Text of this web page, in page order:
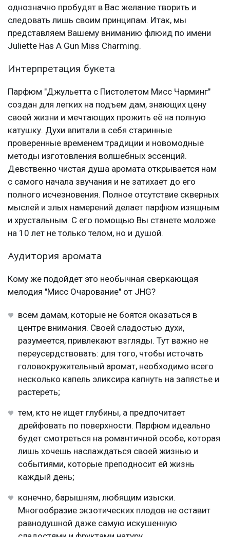
однозначно пробудят в Вас желание творить и
следовать лишь своим принципам. Итак, мы
представляем Вашему вниманию флюид по имени
Juliette Has A Gun Miss Charming.
Интерпретация букета
Парфюм "Джульетта с Пистолетом Мисс Чарминг"
создан для легких на подъем дам, знающих цену
своей жизни и мечтающих прожить её на полную
катушку. Духи впитали в себя старинные
проверенные временем традиции и новомодные
методы изготовления волшебных эссенций.
Девственно чистая душа аромата открывается нам
с самого начала звучания и не затихает до его
полного исчезновения. Полное отсутствие скверных
мыслей и злых намерений делает парфюм изящным
и хрустальным. С его помощью Вы станете моложе
на 10 лет не только телом, но и душой.
Аудитория аромата
Кому же подойдет это необычная сверкающая
мелодия "Мисс Очарование" от JHG?
всем дамам, которые не боятся оказаться в
центре внимания. Своей сладостью духи,
разумеется, привлекают взгляды. Тут важно не
переусердствовать: для того, чтобы источать
головокружительный аромат, необходимо всего
несколько капель эликсира капнуть на запястье и
растереть;
тем, кто не ищет глубины, а предпочитает
дрейфовать по поверхности. Парфюм идеально
будет смотреться на романтичной особе, которая
лишь хочешь наслаждаться своей жизнью и
событиями, которые преподносит ей жизнь
каждый день;
конечно, барышням, любящим изыски.
Многообразие экзотических плодов не оставит
равнодушной даже самую искушенную